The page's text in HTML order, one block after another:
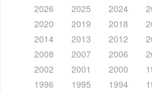
2026
2025 2024
2020
2019 2018
2014
2013 2012
2008
2007 2006
2002
2001 2000
1996
1995 1994